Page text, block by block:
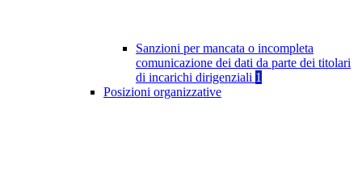
Sanzioni per mancata o incompleta
comunicazione dei dati da parte dei titolari
di incarichi dirigenziali 1
Posizioni organizzative